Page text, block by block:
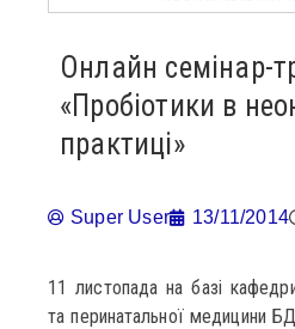
Онлайн семінар-
«Пробіотики в
практиці»
Super User 13/11/2014
11 листопада на базі кафедри
та перинатальної медицини